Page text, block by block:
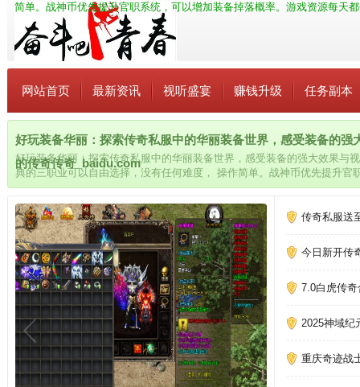
简单。战神币优先提升官职系统，可以增加装备掉落概率。游戏资源每天
网站首页 最新资讯 视听盛宴 赚钱升级 任务副本
好玩装备华丽：探索传奇私服中的华丽装备世界，感受装备的强
的传奇传奇_baidu.com
好玩装备华丽：探索传奇私服中的华丽装备世界，感受装备的强大效果与
典的三职业可以自由选择，没有任何难度， 操作简单。战神币优先提升官
资源每天都会更新，玩法也会不同，新的任务，新的玩法，让玩家体验各
传奇私服送
今日新开传
7.0白虎传
2025神域纪
重庆奇迹战